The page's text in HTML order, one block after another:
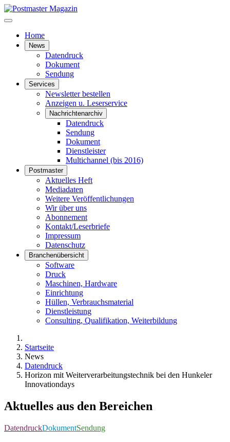
Home
News
Datendruck
Dokument
Sendung
Services
Newsletter bestellen
Anzeigen u. Leserservice
Nachrichtenarchiv
Datendruck
Sendung
Dokument
Dienstleister
Multichannel (bis 2016)
Postmaster
Aktuelles Heft
Mediadaten
Weitere Veröffentlichungen
Wir über uns
Abonnement
Kontakt/Leserbriefe
Impressum
Datenschutz
Branchenübersicht
Software
Druck
Maschinen, Hardware
Einrichtung
Hüllen, Verbrauchsmaterial
Dienstleistung
Consulting, Qualifikation, Weiterbildung
Startseite
News
Datendruck
Horizon mit Weiterverarbeitungstechnik bei den Hunkeler
Innovationdays
Aktuelles aus den Bereichen
DatendruckDokumentSendung